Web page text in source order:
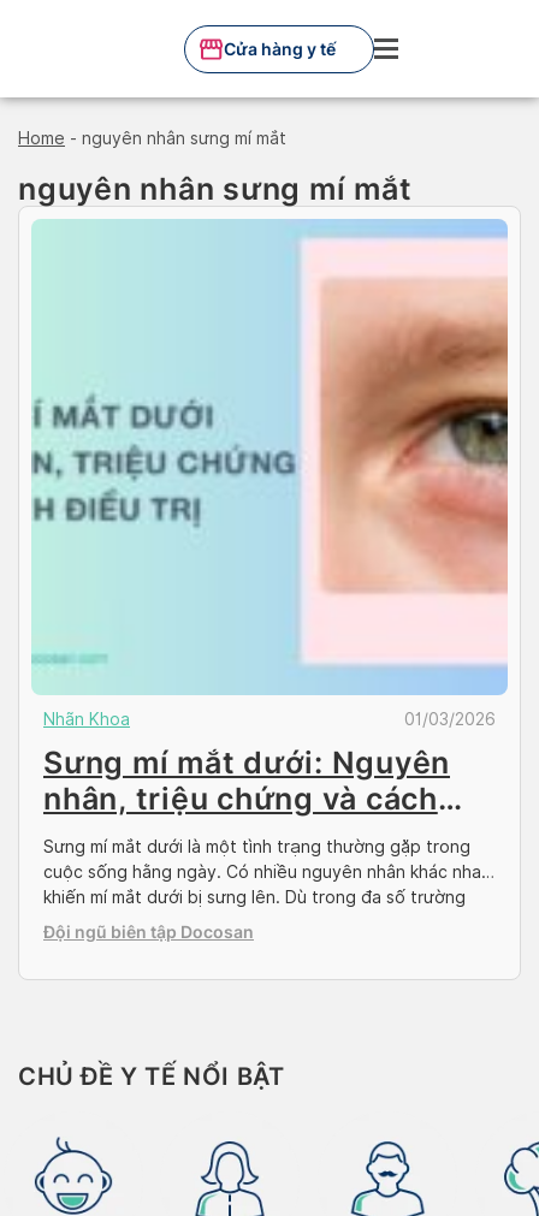
Cửa hàng y tế
Home - nguyên nhân sưng mí mắt
nguyên nhân sưng mí mắt
Nhãn Khoa 01/03/2026
Sưng mí mắt dưới: Nguyên
nhân, triệu chứng và cách
điều trị
Sưng mí mắt dưới là một tình trạng thường gặp trong
cuộc sống hằng ngày. Có nhiều nguyên nhân khác nhau
khiến mí mắt dưới bị sưng lên. Dù trong đa số trường
hợp, tình trạng này không nguy hiểm, tuy nhiên đây
cũng có thể là dấu hiệu của một số bệnh lý nghiêm […]
Đội ngũ biên tập Docosan
CHỦ ĐỀ Y TẾ NỔI BẬT